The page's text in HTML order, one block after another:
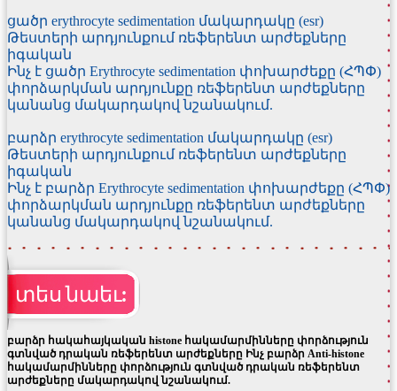
ցածր erythrocyte sedimentation մակարդակը (esr)
Թեստերի արդյունքում ռեֆերենտ արժեքները
իգական
Ինչ է ցածր Erythrocyte sedimentation փոխարժեքը (ՀՊՓ)
փորձարկման արդյունքը ռեֆերենտ արժեքները
կանանց մակարդակով նշանակում.
բարձր erythrocyte sedimentation մակարդակը (esr)
Թեստերի արդյունքում ռեֆերենտ արժեքները
իգական
Ինչ է բարձր Erythrocyte sedimentation փոխարժեքը (ՀՊՓ)
փորձարկման արդյունքը ռեֆերենտ արժեքները
կանանց մակարդակով նշանակում.
տես նաեւ:
բարձր հակահայկական histone հակամարմինները փորձություն
գտնված դրական ռեֆերենտ արժեքները Ինչ բարձր Anti-histone
հակամարմինները փորձություն գտնված դրական ռեֆերենտ
արժեքները մակարդակով նշանակում.